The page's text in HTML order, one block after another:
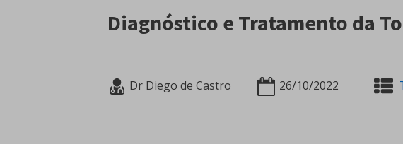
Diagnóstico e Tratamento da
Dr Diego de Castro 26/10/2022